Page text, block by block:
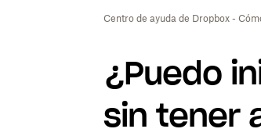
Centro de ayuda de Dropbox -
¿Puedo
sin tener